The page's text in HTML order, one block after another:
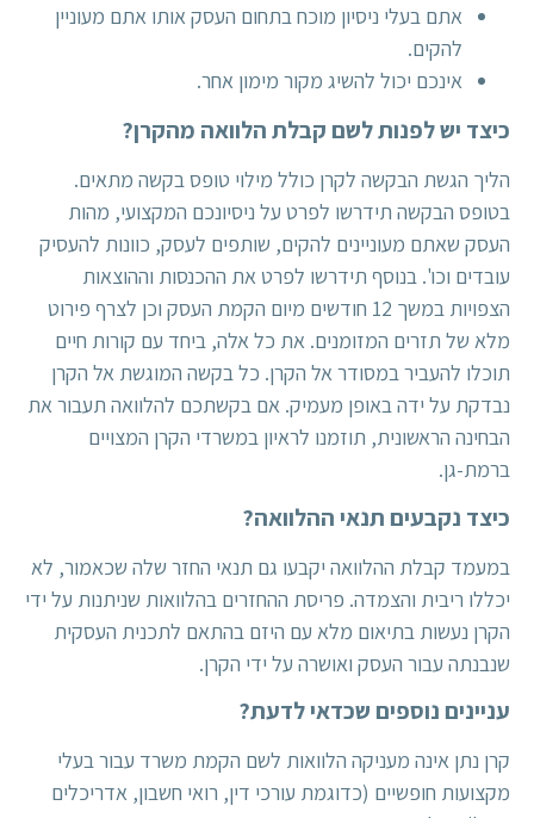
אתם בעלי ניסיון מוכח בתחום העסק אותו אתם מעוניין
להקים.
אינכם יכול להשיג מקור מימון אחר.
כיצד יש לפנות לשם קבלת הלוואה מהקרן?
הליך הגשת הבקשה לקרן כולל מילוי טופס בקשה מתאים.
בטופס הבקשה תידרשו לפרט על ניסיונכם המקצועי, מהות
העסק שאתם מעוניינים להקים, שותפים לעסק, כוונות להעסיק
עובדים וכו'. בנוסף תידרשו לפרט את ההכנסות וההוצאות
הצפויות במשך 12 חודשים מיום הקמת העסק וכן לצרף פירוט
מלא של תזרים המזומנים. את כל אלה, ביחד עם קורות חיים
תוכלו להעביר במסודר אל הקרן. כל בקשה המוגשת אל הקרן
נבדקת על ידה באופן מעמיק. אם בקשתכם להלוואה תעבור את
הבחינה הראשונית, תוזמנו לראיון במשרדי הקרן המצויים
ברמת-גן.
כיצד נקבעים תנאי ההלוואה?
במעמד קבלת ההלוואה יקבעו גם תנאי החזר שלה שכאמור, לא
יכללו ריבית והצמדה. פריסת ההחזרים בהלוואות שניתנות על ידי
הקרן נעשות בתיאום מלא עם היזם בהתאם לתכנית העסקית
שנבנתה עבור העסק ואושרה על ידי הקרן.
עניינים נוספים שכדאי לדעת?
קרן נתן אינה מעניקה הלוואות לשם הקמת משרד עבור בעלי
מקצועות חופשיים (כדוגמת עורכי דין, רואי חשבון, אדריכלים